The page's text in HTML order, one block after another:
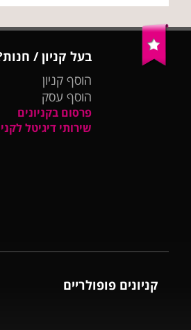
בעל קניון /
הוסף קניון
הוסף עסק
פרסום בקניונים
שירותי דיגיטל
קניונים פופולריים